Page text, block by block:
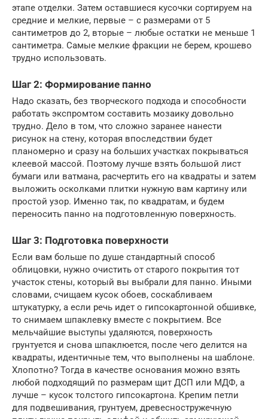
этапе отделки. Затем оставшиеся кусочки сортируем на
средние и мелкие, первые – с размерами от 5
сантиметров до 2, вторые – любые остатки не меньше 1
сантиметра. Самые мелкие фракции не берем, крошево
трудно использовать.
Шаг 2: Формирование панно
Надо сказать, без творческого подхода и способности
работать экспромтом составить мозаику довольно
трудно. Дело в том, что сложно заранее нанести
рисунок на стену, которая впоследствии будет
планомерно и сразу на больших участках покрываться
клеевой массой. Поэтому лучше взять большой лист
бумаги или ватмана, расчертить его на квадраты и затем
выложить осколками плитки нужную вам картину или
простой узор. Именно так, по квадратам, и будем
переносить панно на подготовленную поверхность.
Шаг 3: Подготовка поверхности
Если вам больше по душе стандартный способ
облицовки, нужно очистить от старого покрытия тот
участок стены, который вы выбрали для панно. Иными
словами, счищаем кусок обоев, соскабливаем
штукатурку, а если речь идет о гипсокартонной обшивке,
то снимаем шпаклевку вместе с покрытием. Все
мельчайшие выступы удаляются, поверхность
грунтуется и снова шпаклюется, после чего делится на
квадраты, идентичные тем, что выполнены на шаблоне.
Хлопотно? Тогда в качестве основания можно взять
любой подходящий по размерам щит ДСП или МДФ, а
лучше – кусок толстого гипсокартона. Крепим петли
для подвешивания, грунтуем, древесностружечную